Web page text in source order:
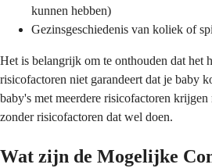
kunnen hebben)
Gezinsgeschiedenis van koliek of
Het is belangrijk om te onthouden dat het
risicofactoren niet garandeert dat je baby
baby's met meerdere risicofactoren
zonder risicofactoren dat wel doen.
Wat zijn de Mogelijke